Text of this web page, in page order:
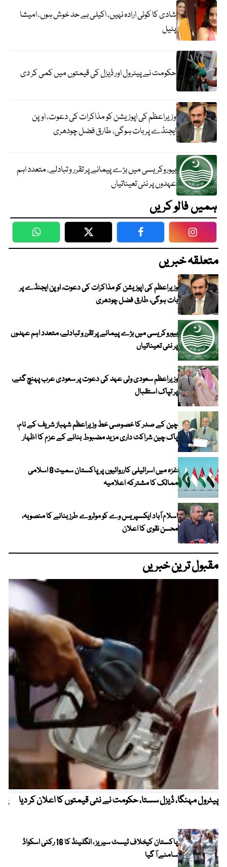
شادی کا کوئی ارادہ نہیں، اکیلی بے حد خوش ہوں، امیشا
پٹیل
حکومت نے پیٹرول اور ڈیزل کی قیمتوں میں کمی کر دی
وزیراعظم کی اپوزیشن کو مذاکرات کی دعوت، اوپن
ایجنڈے پر بات ہوگی، طارق فضل چودھری
بیوروکریسی میں بڑے پیمانے پر تقرر و تبادلے، متعدد اہم
عہدوں پر نئی تعیناتیاں
ہمیں فالو کریں
WhatsApp Twitter Facebook
متعلقہ خبریں
وزیراعظم کی اپوزیشن کو مذاکرات کی دعوت، اوپن ایجنڈے پر
بات ہوگی، طارق فضل چودھری
بیوروکریسی میں بڑے پیمانے پر تقرر و تبادلے، متعدد اہم عہدوں
پر نئی تعیناتیاں
وزیراعظم سعودی ولی عہد کی دعوت پر سعودی عرب پہنچ گئے،
پر تپاک استقبال
چین کے صدر کا خصوصی خط وزیراعظم شہباز شریف کے نام،
پاک چین شراکت داری مزید مضبوط بنانے کے عزم کا اظہار
غزہ میں اسرائیلی کارروائیوں پر پاکستان سمیت 8 اسلامی
ممالک کا مشترکہ اعلامیہ
اسلام آباد ایکسپریس وے کو موٹروے طرز بنانے کا منصوبہ،
محسن نقوی کا اعلان
مقبول ترین خبریں
پیٹرول مہنگا، ڈیزل سستا، حکومت نے نئی قیمتوں کا اعلان کر دیا
پاکستان کیخلاف ٹیسٹ سیریز ، انگلینڈ کا 16 رکنی اسکواڈ
سامنے آ گیا